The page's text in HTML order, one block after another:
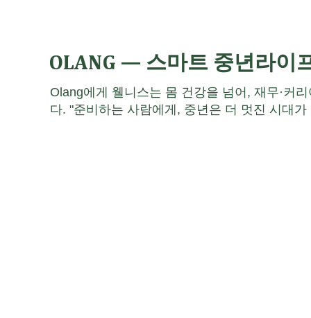
OLANG — 스마트 중년라이
Olang에게 웰니스는 몸 건강을 넘어, 재무·커
다. "준비하는 사람에게, 중년은 더 멋진 시대가